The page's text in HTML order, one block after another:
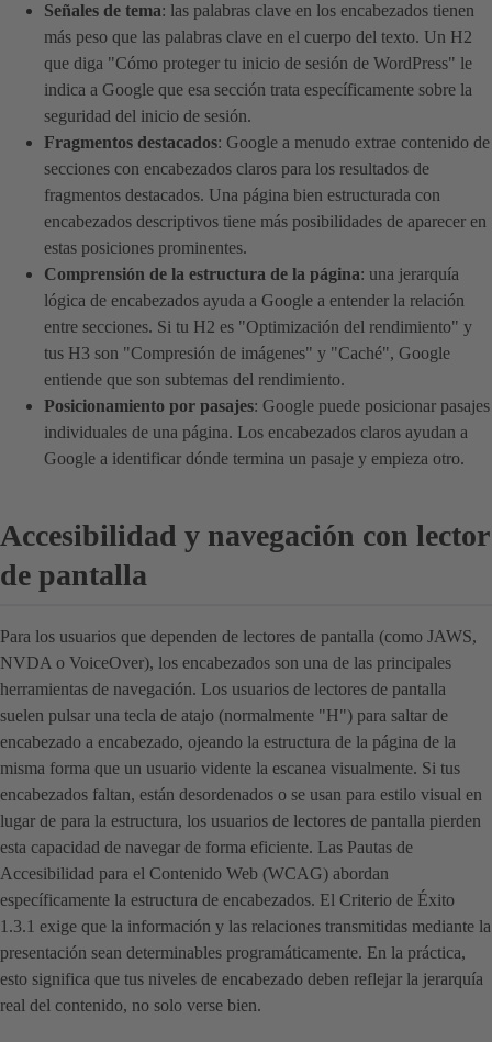
Señales de tema: las palabras clave en los encabezados tienen
más peso que las palabras clave en el cuerpo del texto. Un H2
que diga "Cómo proteger tu inicio de sesión de WordPress" le
indica a Google que esa sección trata específicamente sobre la
seguridad del inicio de sesión.
Fragmentos destacados: Google a menudo extrae contenido de
secciones con encabezados claros para los resultados de
fragmentos destacados. Una página bien estructurada con
encabezados descriptivos tiene más posibilidades de aparecer en
estas posiciones prominentes.
Comprensión de la estructura de la página: una jerarquía
lógica de encabezados ayuda a Google a entender la relación
entre secciones. Si tu H2 es "Optimización del rendimiento" y
tus H3 son "Compresión de imágenes" y "Caché", Google
entiende que son subtemas del rendimiento.
Posicionamiento por pasajes: Google puede posicionar pasajes
individuales de una página. Los encabezados claros ayudan a
Google a identificar dónde termina un pasaje y empieza otro.
Accesibilidad y navegación con lector
de pantalla
Para los usuarios que dependen de lectores de pantalla (como JAWS,
NVDA o VoiceOver), los encabezados son una de las principales
herramientas de navegación. Los usuarios de lectores de pantalla
suelen pulsar una tecla de atajo (normalmente "H") para saltar de
encabezado a encabezado, ojeando la estructura de la página de la
misma forma que un usuario vidente la escanea visualmente. Si tus
encabezados faltan, están desordenados o se usan para estilo visual en
lugar de para la estructura, los usuarios de lectores de pantalla pierden
esta capacidad de navegar de forma eficiente. Las Pautas de
Accesibilidad para el Contenido Web (WCAG) abordan
específicamente la estructura de encabezados. El Criterio de Éxito
1.3.1 exige que la información y las relaciones transmitidas mediante la
presentación sean determinables programáticamente. En la práctica,
esto significa que tus niveles de encabezado deben reflejar la jerarquía
real del contenido, no solo verse bien.